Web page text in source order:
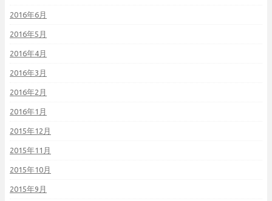
2016年6月
2016年5月
2016年4月
2016年3月
2016年2月
2016年1月
2015年12月
2015年11月
2015年10月
2015年9月